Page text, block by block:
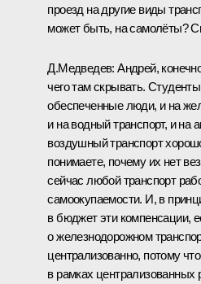
проезд на другие виды
может быть, на самолёты?
Д.Медведев: Андрей,
чего там скрывать.
обеспеченные люди, и на
и на водный транспорт, и на
воздушный транспорт
понимаете, почему их нет
сейчас любой транспорт
самоокупаемости. И, в
в бюджет эти компенсации,
о железнодорожном
централизованно, потому
в рамках централизованных